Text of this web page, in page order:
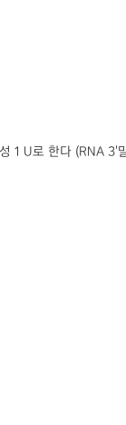
1 U로 한다 (RNA 3'